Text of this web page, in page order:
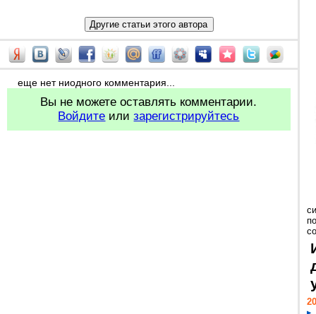
еще нет ниодного комментария...
Вы не можете оставлять комментарии.
Войдите илизарегистрируйтесь